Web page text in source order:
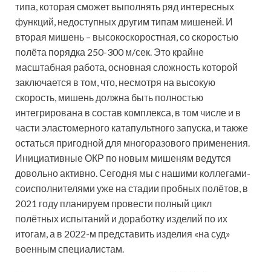
типа, которая сможет выполнять ряд интересных
функций, недоступных другим типам мишеней. И
вторая мишень – высокоскоростная, со скоростью
полёта порядка 250-300 м/сек. Это крайне
масштабная работа, основная сложность которой
заключается в том, что, несмотря на высокую
скорость, мишень должна быть полностью
интегрирована в состав комплекса, в том числе и в
части эластомерного катапультного запуска, и также
остаться пригодной для многоразового применения.
Инициативные ОКР по новым мишеням ведутся
довольно активно. Сегодня мы с нашими коллегами-
соисполнителями уже на стадии пробных полётов, в
2021 году планируем провести полный цикл
полётных испытаний и доработку изделий по их
итогам, а в 2022-м представить изделия «на суд»
военным специалистам.